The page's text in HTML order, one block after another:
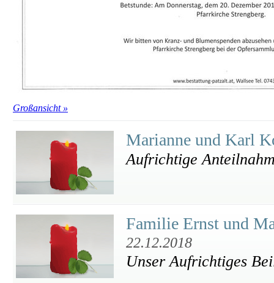
Großansicht »
Marianne und Karl
Aufrichtige
Familie Ernst und
22.12.2018
Unser Aufrichtiges